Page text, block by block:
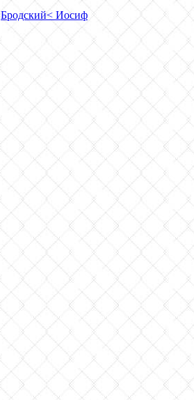
Бродский< Иосиф